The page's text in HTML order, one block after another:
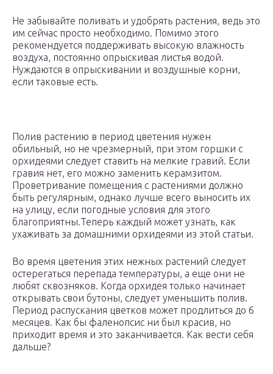
Не забывайте поливать и удобрять растения, ведь это
им сейчас просто необходимо. Помимо этого
рекомендуется поддерживать высокую влажность
воздуха, постоянно опрыскивая листья водой.
Нуждаются в опрыскивании и воздушные корни,
если таковые есть.
Полив растению в период цветения нужен
обильный, но не чрезмерный, при этом горшки с
орхидеями следует ставить на мелкие гравий. Если
гравия нет, его можно заменить керамзитом.
Проветривание помещения с растениями должно
быть регулярным, однако лучше всего выносить их
на улицу, если погодные условия для этого
благоприятны.Теперь каждый может узнать, как
ухаживать за домашними орхидеями из этой статьи.
Во время цветения этих нежных растений следует
остерегаться перепада температуры, а еще они не
любят сквозняков. Когда орхидея только начинает
открывать свои бутоны, следует уменьшить полив.
Период распускания цветков может продлиться до 6
месяцев. Как бы фаленопсис ни был красив, но
приходит время и это заканчивается. Как вести себя
дальше?